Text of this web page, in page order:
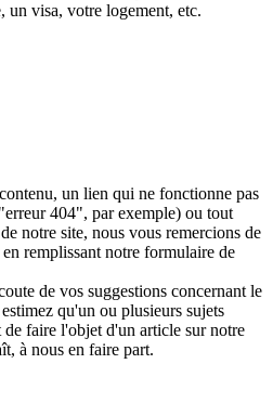
visa, votre logement, etc.
un lien qui ne fonctionne pas
404", par exemple) ou tout
notre site, nous vous remercions de
remplissant notre formulaire de
de vos suggestions concernant le
qu'un ou plusieurs sujets
faire l'objet d'un article sur notre
à nous en faire part.